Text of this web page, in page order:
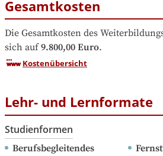
Gesamtkosten
Die Gesamtkosten des
sich auf 9.800,00 Euro.
Kostenübersicht
Lehr- und Lernformate
Studienformen
Berufsbegleitendes